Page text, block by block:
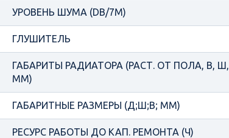
УРОВЕНЬ ШУМА (DB/7М)
ГЛУШИТЕЛЬ
ГАБАРИТЫ РАДИАТОРА (РАСТ. ОТ ПОЛА, В, Ш,
ММ)
ГАБАРИТНЫЕ РАЗМЕРЫ (Д;Ш;В; ММ)
РЕСУРС РАБОТЫ ДО КАП. РЕМОНТА (Ч)